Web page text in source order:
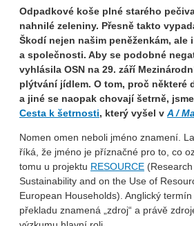
Odpadkové koše plné starého
nahnilé zeleniny. Přesně takto
Škodí nejen našim peněženkám,
a společnosti. Aby se podobné
vyhlásila OSN na 29. září
plýtvání jídlem. O tom, proč některé
a jiné se naopak chovají šetrně,
Cesta k šetrnosti, který vyšel v A /
Nomen omen neboli jméno znamení.
říká, že jméno je příznačné pro to, co
tomu u projektu RESOURCE
Sustainability and on the Use of
European Households). Anglický termín
překladu znamená „zdroj“ a právě